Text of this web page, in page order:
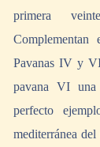
primera
Complementan
Pavanas IV y
pavana VI una
perfecto
mediterránea